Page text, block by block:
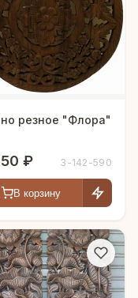
резное "Флора"
₽ 3-142-590
В корзину